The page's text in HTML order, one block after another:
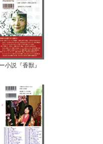
小説『香獣』